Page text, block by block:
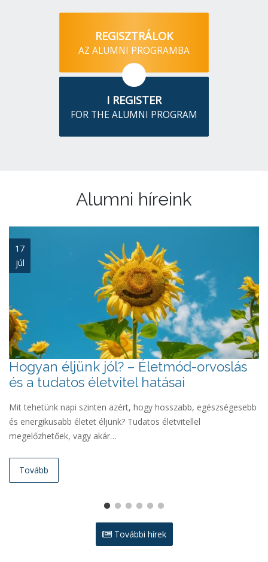
REGISZTRÁLOK
AZ ALUMNI PROGRAMBA
I REGISTER
FOR THE ALUMNI PROGRAM
Alumni híreink
17
júl
Hogyan éljünk jól? – Életmód-orvoslás
és a tudatos életvitel hatásai
Mit tehetünk napi szinten azért, hogy hosszabb, egészségesebb
és energikusabb életet éljünk? Tudatos életvitellel
megelőzhetőek, vagy akár…
Tovább
További hírek